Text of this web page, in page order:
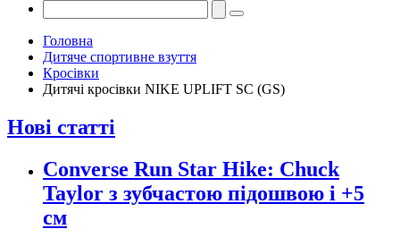
Головна
Дитяче спортивне взуття
Кросівки
Дитячі кросівки NIKE UPLIFT SC (GS)
Нові статті
Converse Run Star Hike: Chuck
Taylor з зубчастою підошвою і +5
см